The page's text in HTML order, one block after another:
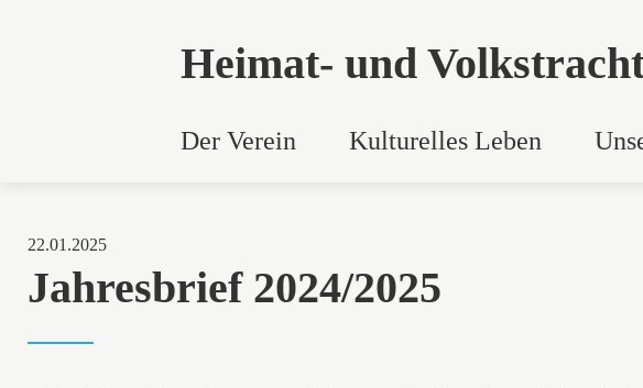
Heimat- und
Der Verein Kulturelles Leben
22.01.2025
Jahresbrief 2024/2025